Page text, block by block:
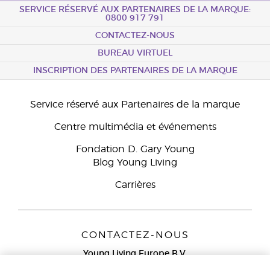
SERVICE RÉSERVÉ AUX PARTENAIRES DE LA MARQUE:
0800 917 791
CONTACTEZ-NOUS
BUREAU VIRTUEL
INSCRIPTION DES PARTENAIRES DE LA MARQUE
Service réservé aux Partenaires de la marque
Centre multimédia et événements
Fondation D. Gary Young
Blog Young Living
Carrières
CONTACTEZ-NOUS
Young Living Europe B.V.